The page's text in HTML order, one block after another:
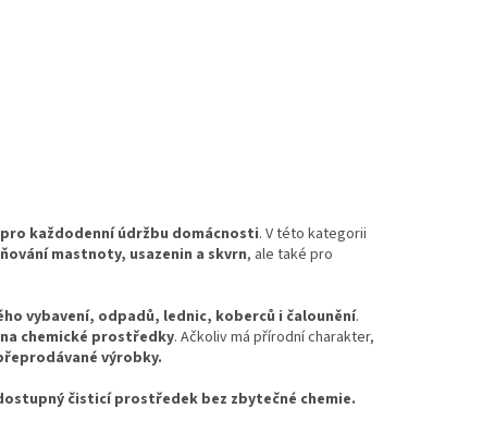
každodenní údržbu domácnosti. V této kategorii
mastnoty, usazenin a skvrn, ale také pro
vybavení, odpadů, lednic, koberců i čalounění.
chemické prostředky. Ačkoliv má přírodní charakter,
výrobky.
čisticí prostředek bez zbytečné chemie.